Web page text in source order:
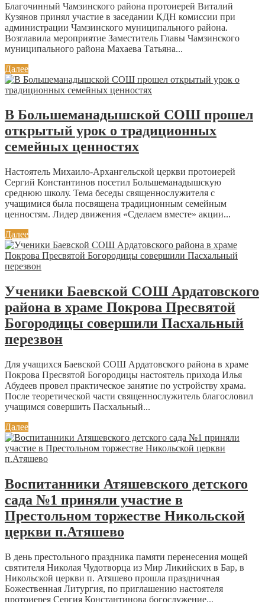
Благочинный Чамзинского района протоиерей Виталий
Кузянов принял участие в заседании КДН комиссии при
администрации Чамзинского муниципального района.
Возглавила мероприятие Заместитель Главы Чамзинского
муниципального района Махаева Татьяна...
Далее
В Большеманадышской СОШ прошел
открытый урок о традиционных
семейных ценностях
Настоятель Михаило-Архангельской церкви протоиерей
Сергий Константинов посетил Большеманадышскую
среднюю школу. Тема беседы священнослужителя с
учащимися была посвящена традиционным семейным
ценностям. Лидер движения «Сделаем вместе» акции...
Далее
Ученики Баевской СОШ Ардатовского
района в храме Покрова Пресвятой
Богородицы совершили Пасхальный
перезвон
Для учащихся Баевской СОШ Ардатовского района в храме
Покрова Пресвятой Богородицы настоятель прихода Илья
Абудеев провел практическое занятие по устройству храма.
После теоретической части священнослужитель благословил
учащимся совершить Пасхальный...
Далее
Воспитанники Атяшевского детского
сада №1 приняли участие в
Престольном торжестве Никольской
церкви п.Атяшево
В день престольного праздника памяти перенесения мощей
святителя Николая Чудотворца из Мир Ликийских в Бар, в
Никольской церкви п. Атяшево прошла праздничная
Божественная Литургия, по приглашению настоятеля
протоиерея Сергия Константинова богослужение...